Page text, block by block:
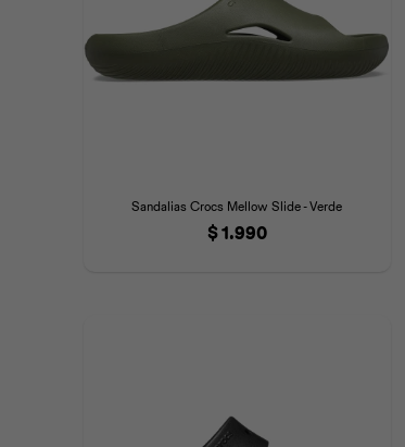
Sandalias Crocs Mellow Slide - Verde
$1.990